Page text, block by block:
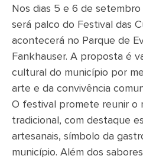
Nos dias 5 e 6 de
será palco do Festival das
acontecerá no Parque de
Fankhauser. A proposta é
cultural do município por
arte e da convivência
O festival promete reunir o
tradicional, com destaque
artesanais, símbolo da
município. Além dos